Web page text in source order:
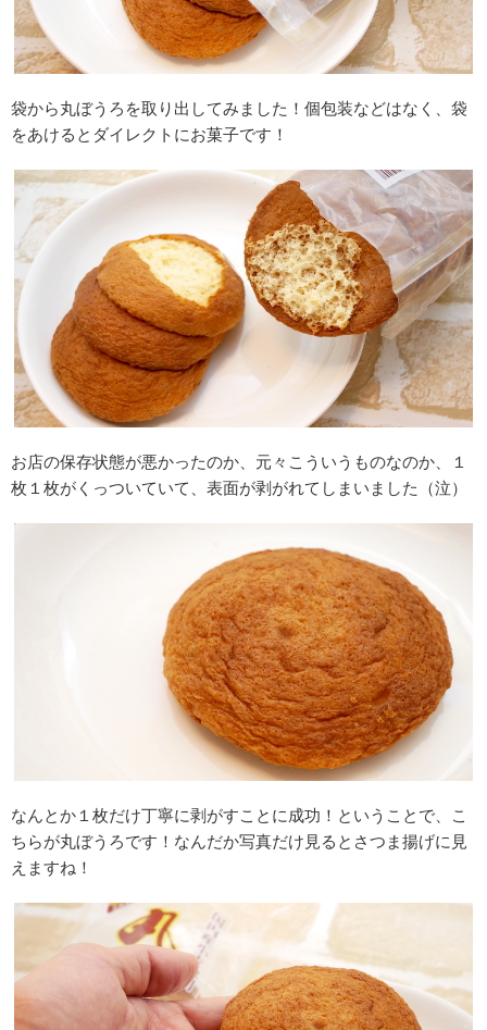
袋から丸ぼうろを取り出してみました！個包装などはなく、袋
をあけるとダイレクトにお菓子です！
お店の保存状態が悪かったのか、元々こういうものなのか、１
枚１枚がくっついていて、表面が剥がれてしまいました（泣）
なんとか１枚だけ丁寧に剥がすことに成功！ということで、こ
ちらが丸ぼうろです！なんだか写真だけ見るとさつま揚げに見
えますね！